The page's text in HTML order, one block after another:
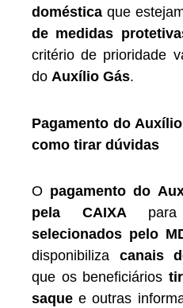
doméstica que
de medidas
critério de prioridade
do Auxílio Gás.
Pagamento do
como tirar dúvidas
O pagamento do
pela CAIXA
selecionados pelo
disponibiliza canais
que os beneficiários
saque e outras